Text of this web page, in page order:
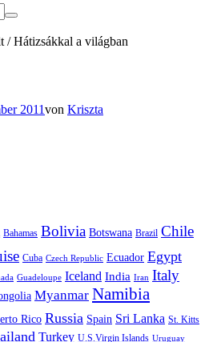
/ Hátizsákkal a világban
2011von Kriszta
Bahamas Bolivia Botswana Brazil Chile
Cuba Czech Republic Ecuador Egypt
Guadeloupe Iceland India Iran Italy
Myanmar Namibia
Rico Russia Spain Sri Lanka St. Kitts
Turkey U.S.Virgin Islands Uruguay